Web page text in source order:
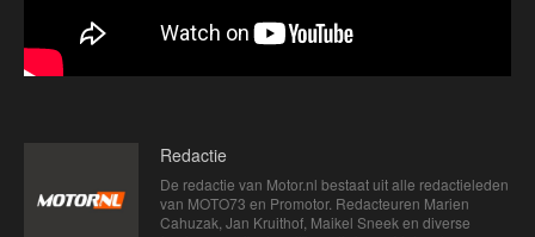
Redactie
De redactie van Motor.nl bestaat uit alle redactieleden
van MOTO73 en Promotor. Redacteuren Marien
Cahuzak, Jan Kruithof, Maikel Sneek en diverse